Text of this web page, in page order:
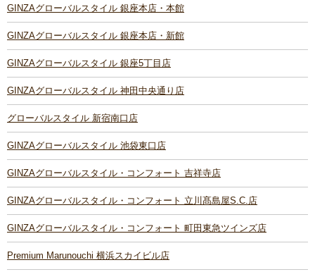
GINZAグローバルスタイル 銀座本店・本館
GINZAグローバルスタイル 銀座本店・新館
GINZAグローバルスタイル 銀座5丁目店
GINZAグローバルスタイル 神田中央通り店
グローバルスタイル 新宿南口店
GINZAグローバルスタイル 池袋東口店
GINZAグローバルスタイル・コンフォート 吉祥寺店
GINZAグローバルスタイル・コンフォート 立川髙島屋S.C.店
GINZAグローバルスタイル・コンフォート 町田東急ツインズ店
Premium Marunouchi 横浜スカイビル店